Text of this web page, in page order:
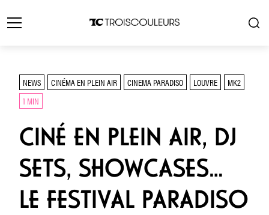
NEWS CINÉMA EN PLEIN AIR CINEMA PARADISO LOUVRE
MK2
1 MIN
CINÉ EN PLEIN AIR, DJ
SETS, SHOWCASES…
LE FESTIVAL PARADISO